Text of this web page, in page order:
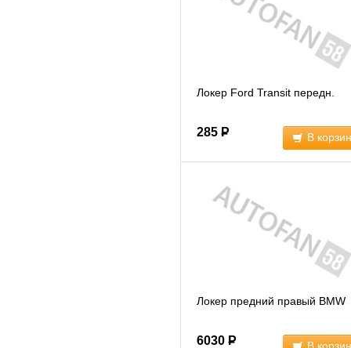
Локер Ford Transit передн.
285 Р В
Локер предний правый BMW
6030 Р